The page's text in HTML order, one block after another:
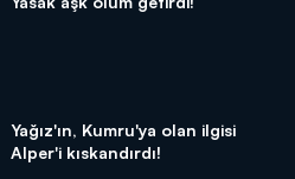
Yağız'ın, Kumru'ya olan ilgisi
Alper'i kıskandırdı!